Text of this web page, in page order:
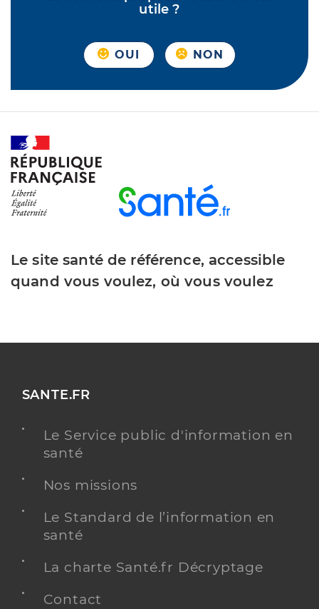
utile ?
OUI NON
Le site santé de référence, accessible
quand vous voulez, où vous voulez
SANTE.FR
Le Service public d'information en
santé
Nos missions
Le Standard de l’information en
santé
La charte Santé.fr Décryptage
Contact